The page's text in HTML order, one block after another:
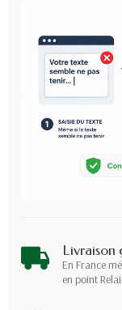
Livraison
En France
en point